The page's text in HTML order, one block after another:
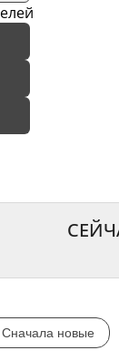
Сначала новые